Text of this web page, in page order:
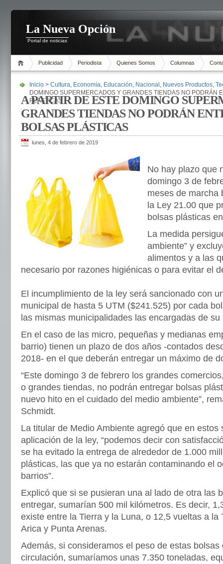
La Nueva Opción
Portal de noticias
Publicidad Periodista Quienes Somos Columnas
Inicio > Cultura, Economía, Educación, Nacional , Nuevos Productos,
DOMINGO SUPERMERCADOS Y GRANDES TIENDAS NO PODRÁN
PLÁSTICAS
A PARTIR DE ESTE DOMINGO
GRANDES TIENDAS NO PODRÁN
BOLSAS PLÁSTICAS
lunes, 4 de febrero de 2019
No hay plazo que
domingo 3 de
meses de marcha
la Ley 21.00 que
bolsas plásticas
La medida
ambiente” y
alimentos y a las
necesario por razones higiénicas o para evitar el
El incumplimiento de la ley será sancionado con
municipal de hasta 5 UTM ($241.525) por cada
las mismas municipalidades las encargadas de
En el caso de las micro, pequeñas y medianas
barrio) tienen un plazo de dos años -contados
2018- en el que deberán entregar un máximo de
“Este domingo 3 de febrero los grandes
o grandes tiendas, no podrán entregar bolsas
nuevo hito en el cuidado del medio ambiente”,
Schmidt.
La titular de Medio Ambiente agregó que en estos
aplicación de la ley, “podemos decir con
se ha evitado la entrega de alrededor de 1.000
plásticas, las que ya no estarán contaminando el
barrios”.
Explicó que si se pusieran una al lado de otra las
entregar, sumarían 500 mil kilómetros. Es decir,
existe entre la Tierra y la Luna, o 12,5 vueltas a la
Arica y Punta Arenas.
Además, si consideramos el peso de estas bolsas
circulación, sumaríamos unas 7.350 toneladas,